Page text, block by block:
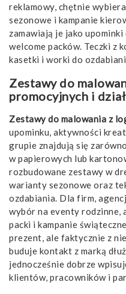
reklamowy, chętnie
sezonowe i kampanie
zamawiają je jako
welcome packów. Teczki z
kasetki i worki do
Zestawy do
promocyjnych i
Zestawy do malowania z
upominku, aktywności
grupie znajdują się
w papierowych lub
rozbudowane zestawy w
warianty sezonowe oraz
ozdabiania. Dla firm,
wybór na eventy rodzinne,
packi i kampanie
prezent, ale faktycznie z
buduje kontakt z marką
jednocześnie dobrze
klientów, pracowników i